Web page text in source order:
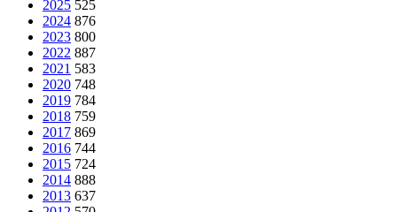
2025 525
2024 876
2023 800
2022 887
2021 583
2020 748
2019 784
2018 759
2017 869
2016 744
2015 724
2014 888
2013 637